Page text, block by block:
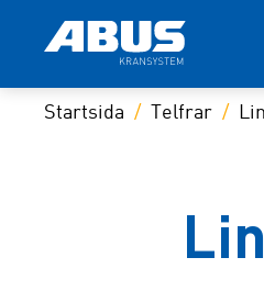
Startsida Telfrar